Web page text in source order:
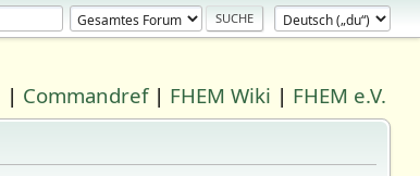
| Commandref| FHEM Wiki | FHEM e.V.